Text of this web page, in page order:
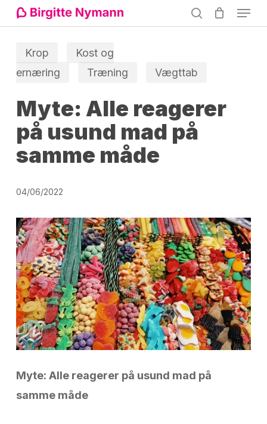
Skip
to
content
search
Menu
Krop
Kost og
ernæring
Træning Vægttab
Myte: Alle reagerer
på usund mad på
samme måde
04/06/2022
Myte: Alle reagerer på usund mad på
samme måde